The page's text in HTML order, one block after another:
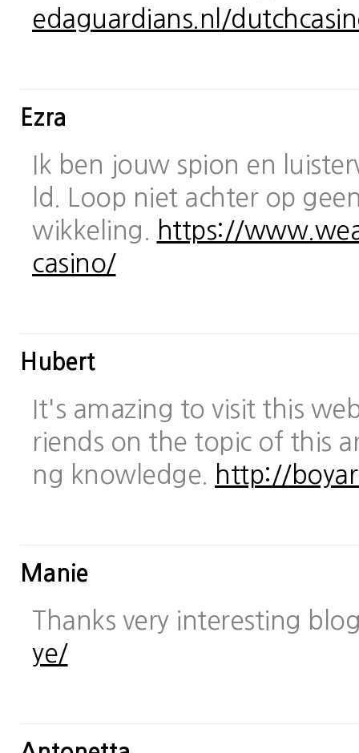
edaguardians.nl/
Ezra
Ik ben jouw spion en
ld. Loop niet achter op
wikkeling.
https://
casino/
Hubert
It's amazing to visit this
riends on the topic of this
ng knowledge.
http://
Manie
Thanks very interesting
ye/